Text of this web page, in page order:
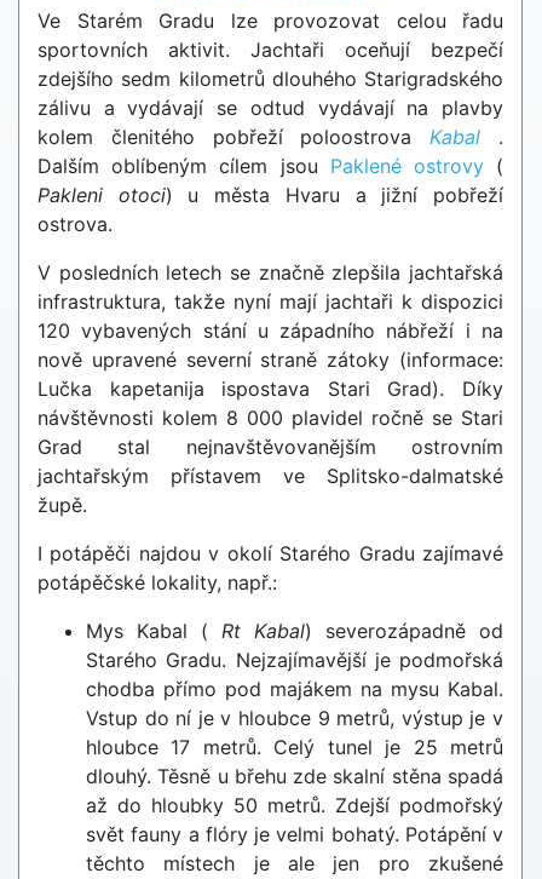
Ve Starém Gradu lze provozovat celou řadu
sportovních aktivit. Jachtaři oceňují bezpečí
zdejšího sedm kilometrů dlouhého Starigradského
zálivu a vydávají se odtud vydávají na plavby
kolem členitého pobřeží poloostrovaKabal
.
Dalším oblíbeným cílem jsou Paklené ostrovy(
Pakleni otoci) u města Hvaru a jižní pobřeží
ostrova.
V posledních letech se značně zlepšila jachtařská
infrastruktura, takže nyní mají jachtaři k dispozici
120 vybavených stání u západního nábřeží i na
nově upravené severní straně zátoky (informace:
Lučka kapetanija ispostava Stari Grad). Díky
návštěvnosti kolem 8 000 plavidel ročně se Stari
Grad stal nejnavštěvovanějším ostrovním
jachtařským přístavem ve Splitsko-dalmatské
župě.
I potápěči najdou v okolí Starého Gradu zajímavé
potápěčské lokality, např.:
Mys Kabal ( Rt Kabal) severozápadně od
Starého Gradu. Nejzajímavější je podmořská
chodba přímo pod majákem na mysu Kabal.
Vstup do ní je v hloubce 9 metrů, výstup je v
hloubce 17 metrů. Celý tunel je 25 metrů
dlouhý. Těsně u břehu zde skalní stěna spadá
až do hloubky 50 metrů. Zdejší podmořský
svět fauny a flóry je velmi bohatý. Potápění v
těchto místech je ale jen pro zkušené